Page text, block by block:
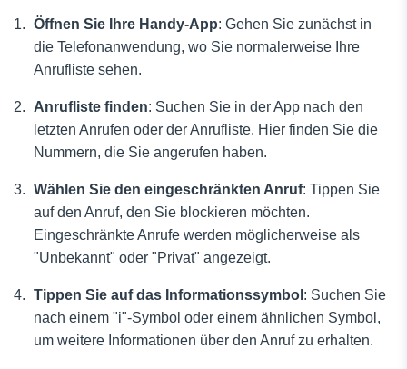
Öffnen Sie Ihre Handy-App: Gehen Sie zunächst in
die Telefonanwendung, wo Sie normalerweise Ihre
Anrufliste sehen.
Anrufliste finden: Suchen Sie in der App nach den
letzten Anrufen oder der Anrufliste. Hier finden Sie die
Nummern, die Sie angerufen haben.
Wählen Sie den eingeschränkten Anruf: Tippen Sie
auf den Anruf, den Sie blockieren möchten.
Eingeschränkte Anrufe werden möglicherweise als
"Unbekannt" oder "Privat" angezeigt.
Tippen Sie auf das Informationssymbol : Suchen Sie
nach einem "i"-Symbol oder einem ähnlichen Symbol,
um weitere Informationen über den Anruf zu erhalten.